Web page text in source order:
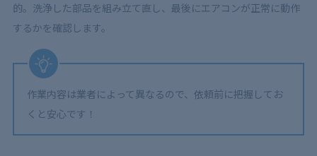
的。洗浄した部品を組み立て直し、最後にエアコンが正常に動作
するかを確認します。
作業内容は業者によって異なるので、依頼前に把握してお
くと安心です！